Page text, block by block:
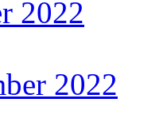
2022
2022